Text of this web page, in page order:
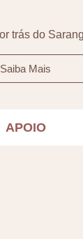
trás do
Saiba Mais
APOIO